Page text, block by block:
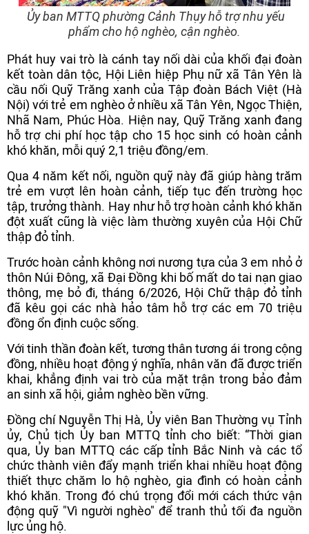
Ủy ban MTTQ phường Cảnh Thụy hỗ trợ nhu yếu
phẩm cho hộ nghèo, cận nghèo.
Phát huy vai trò là cánh tay nối dài của khối đại đoàn
kết toàn dân tộc, Hội Liên hiệp Phụ nữ xã Tân Yên là
cầu nối Quỹ Trăng xanh của Tập đoàn Bách Việt (Hà
Nội) với trẻ em nghèo ở nhiều xã Tân Yên, Ngọc Thiện,
Nhã Nam, Phúc Hòa. Hiện nay, Quỹ Trăng xanh đang
hỗ trợ chi phí học tập cho 15 học sinh có hoàn cảnh
khó khăn, mỗi quý 2,1 triệu đồng/em.
Qua 4 năm kết nối, nguồn quỹ này đã giúp hàng trăm
trẻ em vượt lên hoàn cảnh, tiếp tục đến trường học
tập, trưởng thành. Hay như hỗ trợ hoàn cảnh khó khăn
đột xuất cũng là việc làm thường xuyên của Hội Chữ
thập đỏ tỉnh.
Trước hoàn cảnh không nơi nương tựa của 3 em nhỏ ở
thôn Núi Đông, xã Đại Đồng khi bố mất do tai nạn giao
thông, mẹ bỏ đi, tháng 6/2026, Hội Chữ thập đỏ tỉnh
đã kêu gọi các nhà hảo tâm hỗ trợ các em 70 triệu
đồng ổn định cuộc sống.
Với tinh thần đoàn kết, tương thân tương ái trong cộng
đồng, nhiều hoạt động ý nghĩa, nhân văn đã được triển
khai, khẳng định vai trò của mặt trận trong bảo đảm
an sinh xã hội, giảm nghèo bền vững.
Đồng chí Nguyễn Thị Hà, Ủy viên Ban Thường vụ Tỉnh
ủy, Chủ tịch Ủy ban MTTQ tỉnh cho biết: “Thời gian
qua, Ủy ban MTTQ các cấp tỉnh Bắc Ninh và các tổ
chức thành viên đẩy mạnh triển khai nhiều hoạt động
thiết thực chăm lo hộ nghèo, gia đình có hoàn cảnh
khó khăn. Trong đó chú trọng đổi mới cách thức vận
động quỹ "Vì người nghèo" để tranh thủ tối đa nguồn
lực ủng hộ.